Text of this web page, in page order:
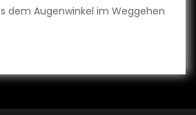
dem Augenwinkel im Weggehen